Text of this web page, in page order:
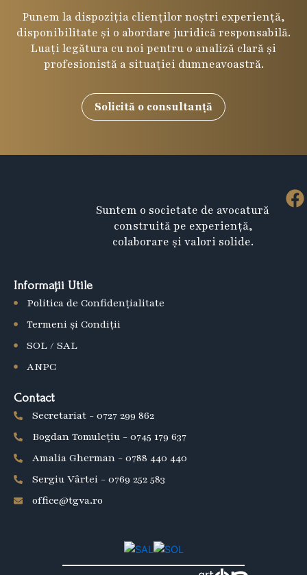
Punem la dispoziția clienților noștri experiență,
disponibilitate și o abordare juridică responsabilă.
Luați legătura cu noi pentru o analiză clară și
profesionistă a situației dumneavoastră.
Solicită o consultanță
Suntem o societate de avocatură
construită pe experiență,
colaborare și valori solide.
F
Informații Utile
Politica de Confidențialitate
Termeni și Condiții
SOL / SAL
ANPC
Contact
Secretariat - 0727 299 862
Bogdan Tomulețiu - 0745 179 637
Amalia Gherman - 0788 440 440
Sergiu Vârtei - 0769 252 583
office@tgva.ro